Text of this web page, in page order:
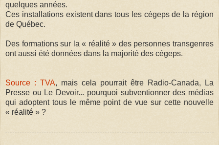
quelques années.
Ces installations existent dans tous les cégeps de la région
de Québec.
Des formations sur la « réalité » des personnes transgenres
ont aussi été données dans la majorité des cégeps.
Source : TVA, mais cela pourrait être Radio-Canada, La
Presse ou Le Devoir... pourquoi subventionner des médias
qui adoptent tous le même point de vue sur cette nouvelle
« réalité » ?